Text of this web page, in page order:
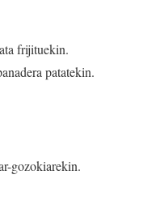
frijituekin.
patatekin.
gozokiarekin.